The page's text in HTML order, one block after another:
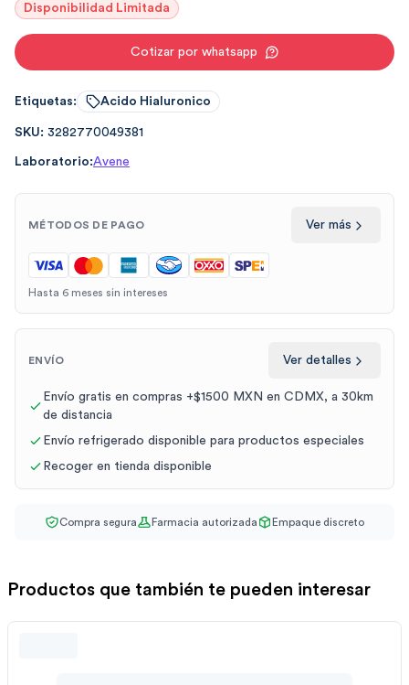
Disponibilidad Limitada
Cotizar por whatsapp
Etiquetas: Acido Hialuronico
SKU: 3282770049381
Laboratorio:Avene
MÉTODOS DE PAGO Ver más
Hasta 6 meses sin intereses
ENVÍO Ver detalles
Envío gratis en compras +$1500 MXN en CDMX, a 30km
de distancia
Envío refrigerado disponible para productos especiales
Recoger en tienda disponible
Compra segura Farmacia autorizada Empaque discreto
Productos que también te pueden interesar